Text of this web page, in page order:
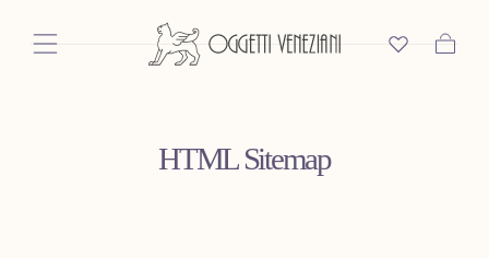
HTML Sitemap